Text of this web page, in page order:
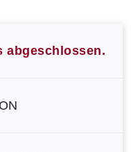
abgeschlossen.